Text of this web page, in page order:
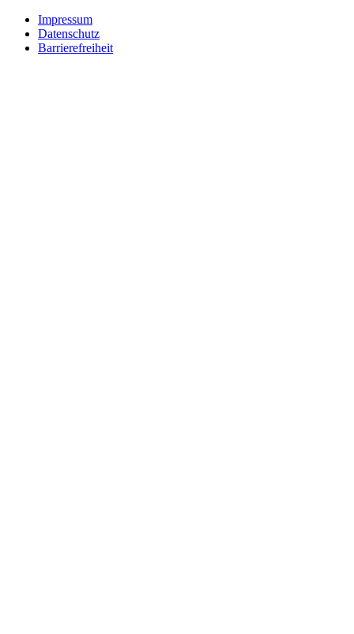
Impressum
Datenschutz
Barrierefreiheit